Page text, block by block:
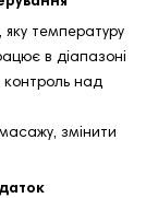
яку температуру
в діапазоні
контроль над
змінити